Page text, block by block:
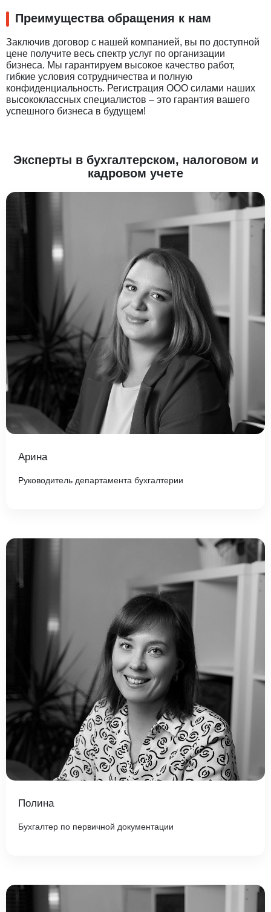
Преимущества обращения к нам
Заключив договор с нашей компанией, вы по доступной
цене получите весь спектр услуг по организации
бизнеса. Мы гарантируем высокое качество работ,
гибкие условия сотрудничества и полную
конфиденциальность. Регистрация ООО силами наших
высококлассных специалистов – это гарантия вашего
успешного бизнеса в будущем!
Эксперты в бухгалтерском, налоговом и
кадровом учете
Арина
Руководитель департамента бухгалтерии
Полина
Бухгалтер по первичной документации